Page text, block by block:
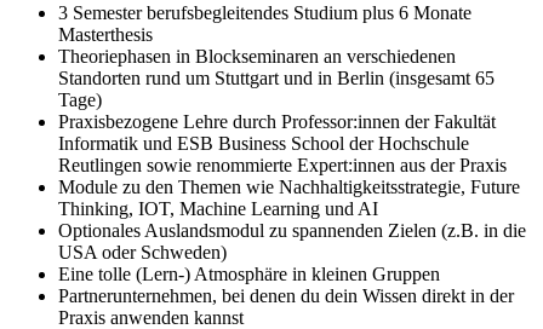
3 Semester berufsbegleitendes Studium plus 6 Monate
Masterthesis
Theoriephasen in Blockseminaren an verschiedenen
Standorten rund um Stuttgart und in Berlin (insgesamt 65
Tage)
Praxisbezogene Lehre durch Professor:innen der Fakultät
Informatik und ESB Business School der Hochschule
Reutlingen sowie renommierte Expert:innen aus der Praxis
Module zu den Themen wie Nachhaltigkeitsstrategie, Future
Thinking, IOT, Machine Learning und AI
Optionales Auslandsmodul zu spannenden Zielen (z.B. in die
USA oder Schweden)
Eine tolle (Lern-) Atmosphäre in kleinen Gruppen
Partnerunternehmen, bei denen du dein Wissen direkt in der
Praxis anwenden kannst